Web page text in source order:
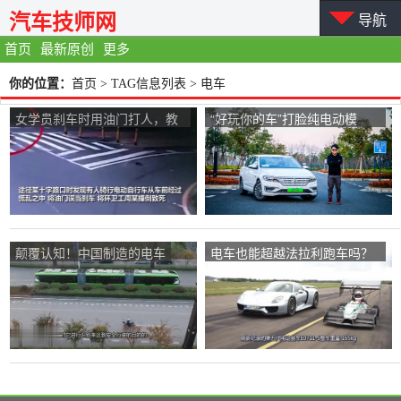
首页 最新原创 更多
汽车技师网 导航
你的位置： 首页 > TAG信息列表 > 电车
女学员刹车时用油门打人，教
练睡觉，丈夫和他一起乘坐电
“好玩你的车”打脸纯电动模
式？挑战朗逸纯电，一天用光
一车电！
颠覆认知！中国制造的电车
电车也能超越法拉利跑车吗？
看看最快的电车